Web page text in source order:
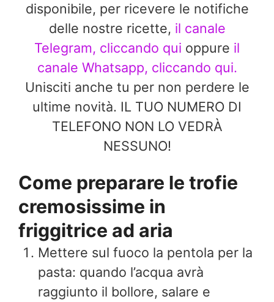
disponibile, per ricevere le notifiche
delle nostre ricette, il canale
Telegram, cliccando qui oppure il
canale Whatsapp, cliccando qui.
Unisciti anche tu per non perdere le
ultime novità. IL TUO NUMERO DI
TELEFONO NON LO VEDRÀ
NESSUNO!
Come preparare le trofie
cremosissime in
friggitrice ad aria
Mettere sul fuoco la pentola per la
pasta: quando l’acqua avrà
raggiunto il bollore, salare e